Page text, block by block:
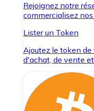
Rejoignez notre
commercialisez
Lister un Token
Ajoutez le token
d'achat, de vente